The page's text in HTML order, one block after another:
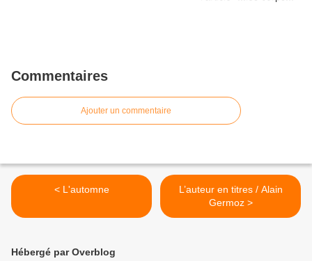
Commentaires
Ajouter un commentaire
< L'automne
L’auteur en titres / Alain
Germoz >
Hébergé par Overblog